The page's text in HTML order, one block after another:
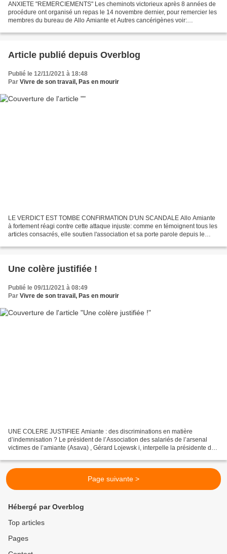
ANXIETE "REMERCIEMENTS" Les cheminots victorieux après 8 années de
procédure ont organisé un repas le 14 novembre dernier, pour remercier les
membres du bureau de Allo Amiante et Autres cancérigènes voir:
tombe.html...
Article publié depuis Overblog
Publié le 12/11/2021 à 18:48
Par Vivre de son travail, Pas en mourir
LE VERDICT EST TOMBE CONFIRMATION D'UN SCANDALE Allo Amiante
à fortement réagi contre cette attaque injuste: comme en témoignent tous les
articles consacrés, elle soutien l'association et sa porte parole depuis le
Une colère justifiée !
Publié le 09/11/2021 à 08:49
Par Vivre de son travail, Pas en mourir
UNE COLERE JUSTIFIEE Amiante : des discriminations en matière
d’indemnisation ? Le président de l’Association des salariés de l’arsenal
victimes de l’amiante (Asava) , Gérard Lojewsk i, interpelle la présidente du
Page suivante >
Hébergé par Overblog
Top articles
Pages